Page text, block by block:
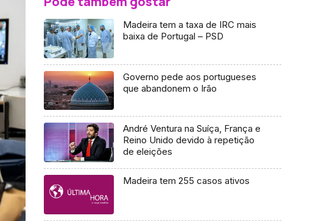
Madeira tem a taxa de IRC mais
baixa de Portugal – PSD
Governo pede aos portugueses
que abandonem o Irão
André Ventura na Suíça, França e
Reino Unido devido à repetição
de eleições
Madeira tem 255 casos ativos